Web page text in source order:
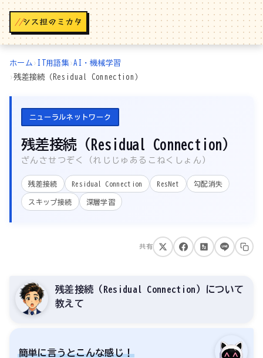
//
ホーム › IT用語集›AI・機械学習
›残差接続（Residual Connection）
ニューラルネットワーク
残差接続（Residual Connection）
ざんさせつぞく（れじじゅあるこねくしょん）
残差接続 Residual Connection ResNet 勾配消失
スキップ接続 深層学習
共有
残差接続（Residual Connection）について
教えて
簡単に言うとこんな感じ！